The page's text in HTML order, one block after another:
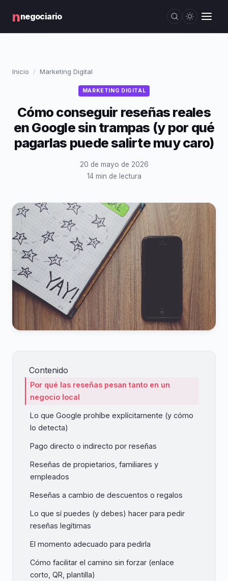
nnegociario
Inicio Marketing Digital
MARKETING DIGITAL
Cómo conseguir reseñas reales
en Google sin trampas (y por qué
pagarlas puede salirte muy caro)
20 de mayo de 2026
14 min de lectura
Contenido
Por qué las reseñas pesan tanto en un
negocio local
Lo que Google prohíbe explícitamente (y cómo
lo detecta)
Pago directo o indirecto por reseñas
Reseñas de propietarios, familiares y
empleados
Reseñas a cambio de descuentos o regalos
Lo que sí puedes (y debes) hacer para pedir
reseñas legítimas
El momento adecuado para pedirla
Cómo facilitar el camino sin forzar (enlace
corto, QR, plantilla)